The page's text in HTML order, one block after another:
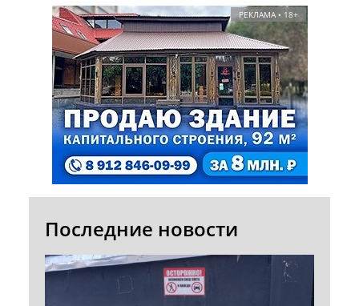
РЕКЛАМА • 18+
Последние новости